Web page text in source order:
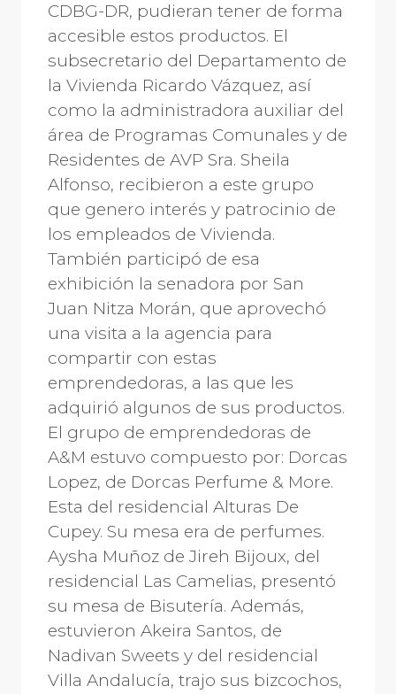
CDBG-DR, pudieran tener de forma
accesible estos productos. El
subsecretario del Departamento de
la Vivienda Ricardo Vázquez, así
como la administradora auxiliar del
área de Programas Comunales y de
Residentes de AVP Sra. Sheila
Alfonso, recibieron a este grupo
que genero interés y patrocinio de
los empleados de Vivienda.
También participó de esa
exhibición la senadora por San
Juan Nitza Morán, que aprovechó
una visita a la agencia para
compartir con estas
emprendedoras, a las que les
adquirió algunos de sus productos.
El grupo de emprendedoras de
A&M estuvo compuesto por: Dorcas
Lopez, de Dorcas Perfume & More.
Esta del residencial Alturas De
Cupey. Su mesa era de perfumes.
Aysha Muñoz de Jireh Bijoux, del
residencial Las Camelias, presentó
su mesa de Bisutería. Además,
estuvieron Akeira Santos, de
Nadivan Sweets y del residencial
Villa Andalucía, trajo sus bizcochos,